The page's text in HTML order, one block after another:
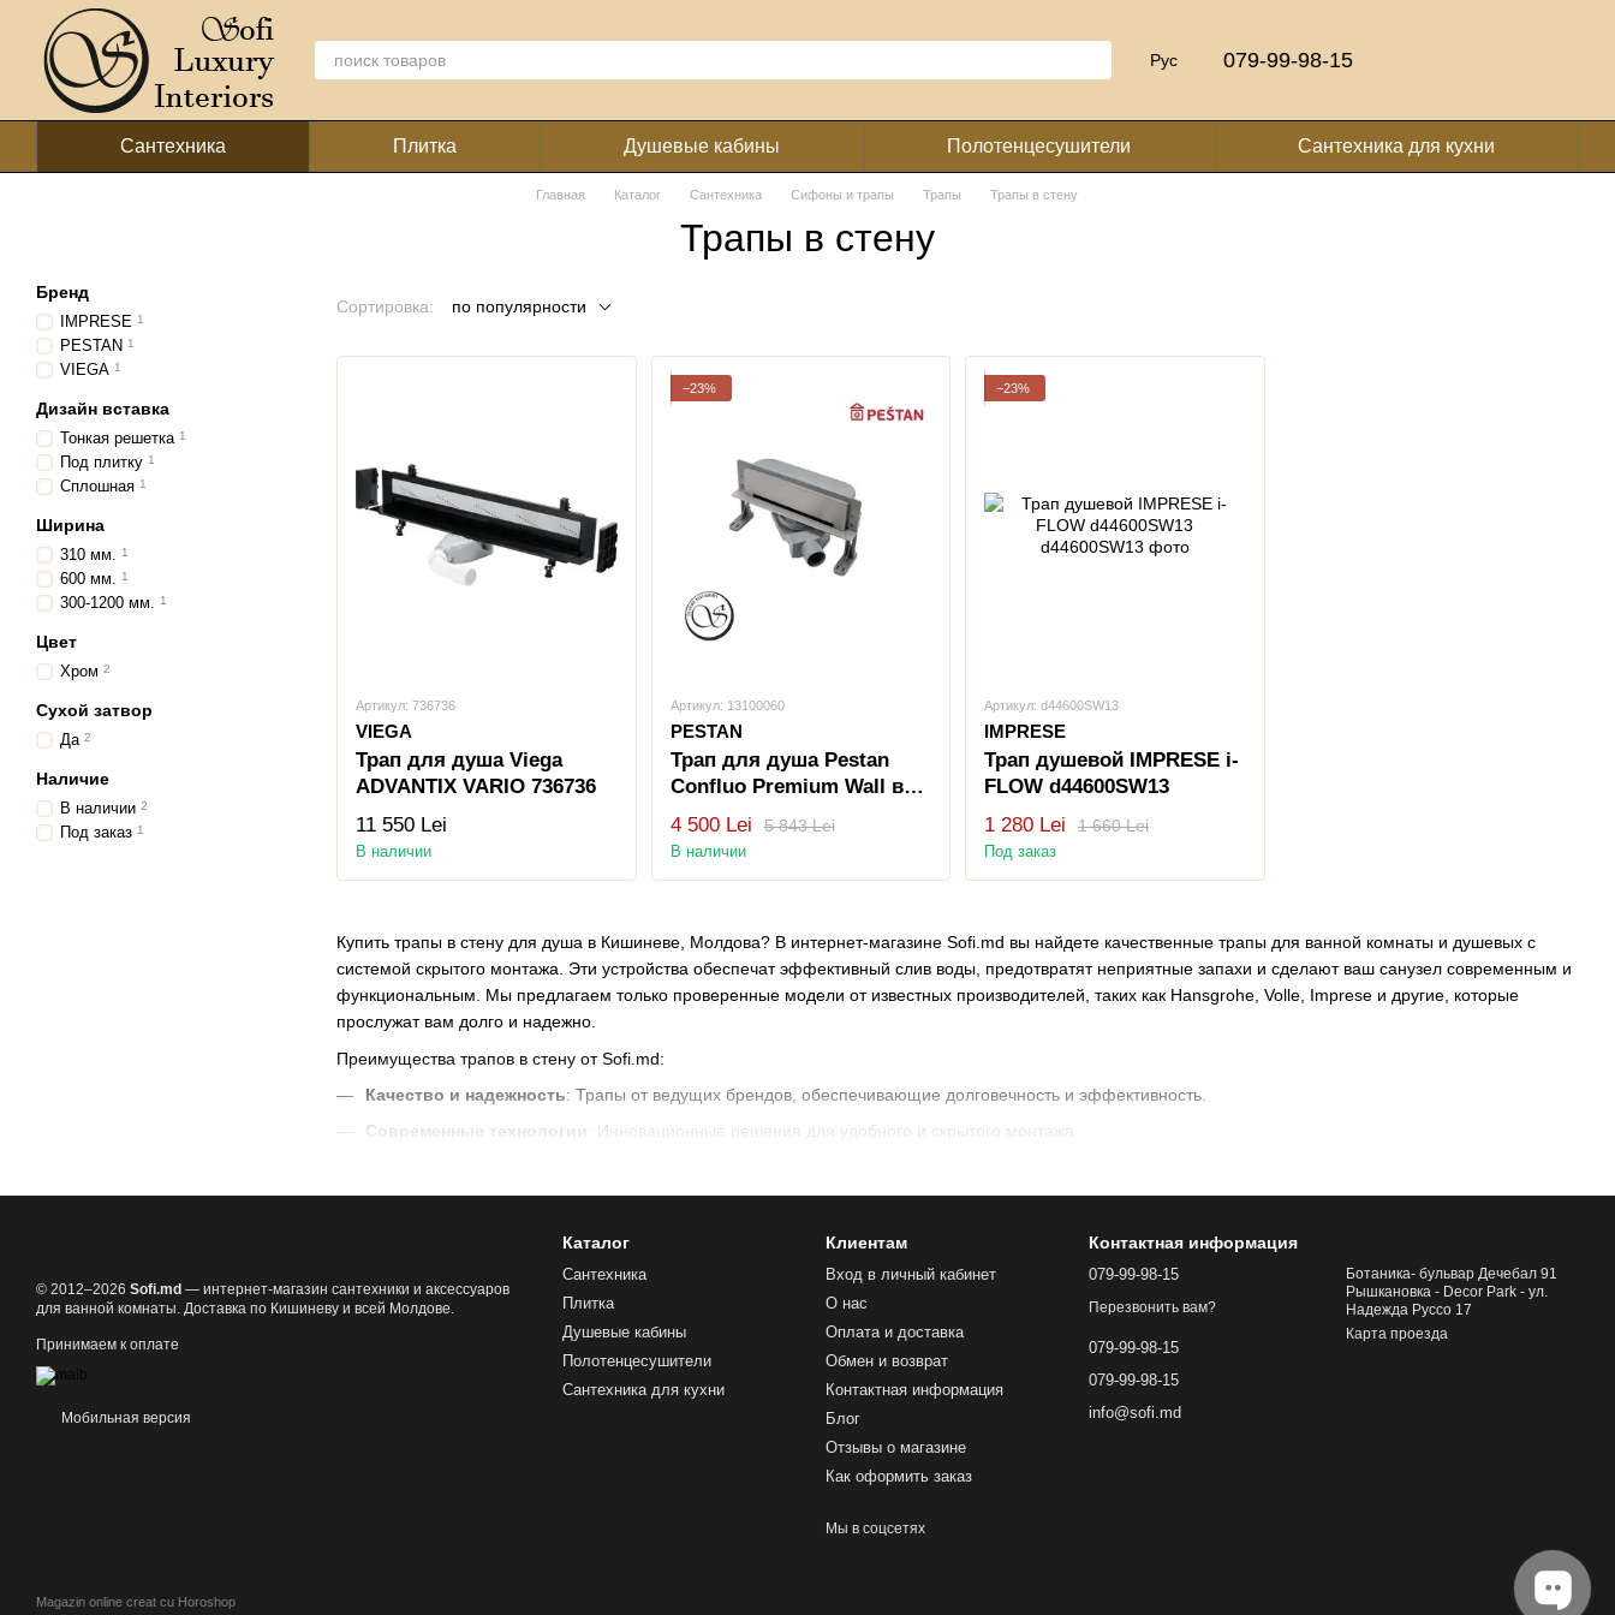
Перейти к основному контенту
Рус 079-99-98-15
Сантехника Плитка Душевые кабины Полотенцесушители Сантехника для кухни
Главная Каталог Сантехника Сифоны и трапы Трапы Трапы в стену
Трапы в стену
Сортировка: по популярности
Купить трапы в стену для душа в Кишиневе, Молдова? В интернет-магазине Sofi.md вы найдете качественные трапы для ванной комнаты и душевых с
системой скрытого монтажа. Эти устройства обеспечат эффективный слив воды, предотвратят неприятные запахи и сделают ваш санузел современным и
функциональным. Мы предлагаем только проверенные модели от известных производителей, таких как Hansgrohe, Volle, Imprese и другие, которые
прослужат вам долго и надежно.
Преимущества трапов в стену от Sofi.md:
Качество и надежность: Трапы от ведущих брендов, обеспечивающие долговечность и эффективность.
Современные технологии
: Инновационные решения для удобного и скрытого монтажа.
: Быстрая доставка по Кишиневу и всей Молдове.
Заказывайте трапы в стену для душа в Sofi.md и создавайте комфортную и стильную ванную комнату с надежной сантехникой!
Артикул: 736736
VIEGA
Трап для душа Viega
ADVANTIX VARIO 736736
11 550 Lei
В наличии
−23%
Артикул: 13100060
PESTAN
Трап для душа Pestan
Confluo Premium Wall в
стену 13100060
5 843 Lei
4 500 Lei
В наличии
−23%
Артикул: d44600SW13
IMPRESE
Трап душевой IMPRESE i-
FLOW d44600SW13
1 660 Lei
1 280 Lei
Под заказ
Бренд
IMPRESE 1
PESTAN 1
VIEGA 1
Дизайн вставка
Тонкая решетка 1
Под плитку 1
Сплошная 1
Ширина
310 мм. 1
600 мм. 1
300-1200 мм. 1
Цвет
Хром 2
Сухой затвор
Да 2
Наличие
В наличии 2
Под заказ 1
© 2012–2026 Sofi.md — интернет-магазин сантехники и аксессуаров
для ванной комнаты. Доставка по Кишиневу и всей Молдове.
Принимаем к оплате
Мобильная версия
Magazin online creat cu Horoshop
Каталог
Сантехника
Плитка
Душевые кабины
Полотенцесушители
Сантехника для кухни
Клиентам
Вход в личный кабинет
О нас
Оплата и доставка
Обмен и возврат
Контактная информация
Блог
Отзывы о магазине
Как оформить заказ
Мы в соцсетях
Контактная информация
079-99-98-15
Перезвонить вам?
079-99-98-15
079-99-98-15
info@sofi.md
Ботаника- бульвар Дечебал 91
Рышкановка - Decor Park - ул.
Надежда Руссо 17
Карта проезда